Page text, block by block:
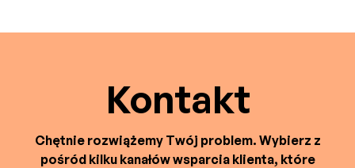
Kontakt
Chętnie rozwiążemy Twój problem. Wybierz z
pośród kilku kanałów wsparcia klienta, które